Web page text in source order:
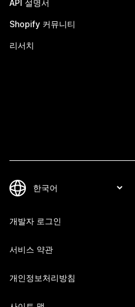
API 설명서
Shopify 커뮤니티
리서치
개발자 로그인
서비스 약관
개인정보처리방침